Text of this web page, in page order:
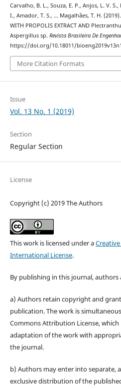
Carvalho, B. L., Souza, E. P., Anjos, L. V.
I., Amador, T. S., … Magalhães, T. H. (2019).
WITH PROPOLIS EXTRACT AND
Aspergillus sp. Revista Brasileira De
https://doi.org/10.18011/
More Citation Formats
Issue
Vol. 13 No. 1 (2019)
Section
Regular Section
License
Copyright (c) 2019 The Authors
This work is licensed under a
International License.
By publishing in this journal,
a) Authors retain copyright and
publication. The work is
Commons Attribution License,
adaptation of the work with
the journal.
b) Authors may enter into separate,
exclusive distribution of the